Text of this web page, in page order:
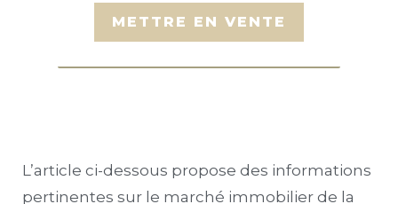
L’article ci-dessous propose des informations
pertinentes sur le marché immobilier de la